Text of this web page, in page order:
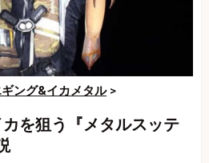
ギング&イカメタル>
を狙う『メタルスッテ